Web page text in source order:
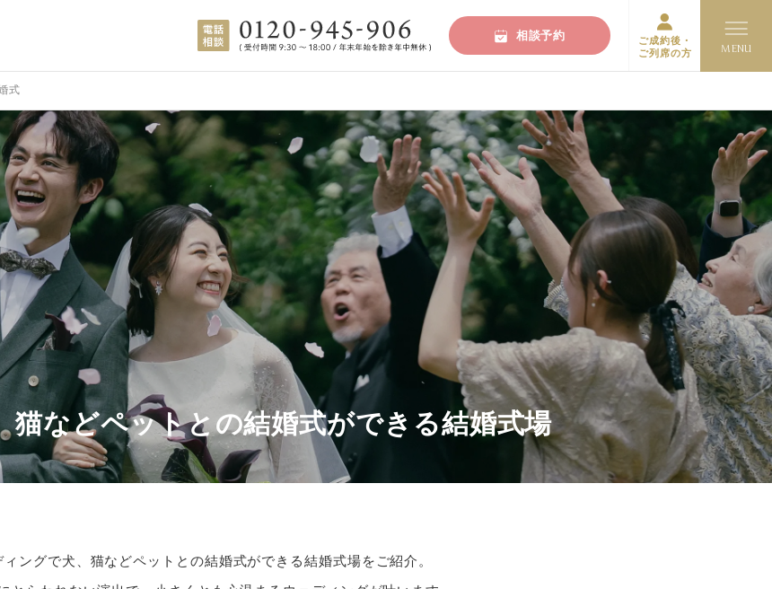
相談予約
ご成約後・
ご列席の方
式
猫などペットとの結婚式ができる結婚式場
ィングで犬、猫などペットとの結婚式ができる結婚式場をご紹介。